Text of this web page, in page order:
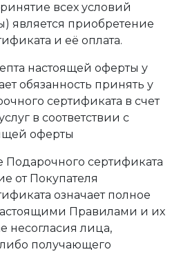
всех условий
является приобретение
и её оплата.
настоящей оферты у
обязанность принять у
сертификата в счет
в соответствии с
оферты
Подарочного сертификата
от Покупателя
означает полное
Правилами и их
несогласия лица,
получающего